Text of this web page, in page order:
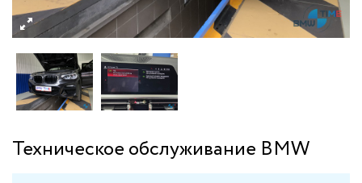
Техническое обслуживание BMW